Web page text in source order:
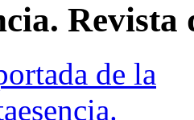
Revista